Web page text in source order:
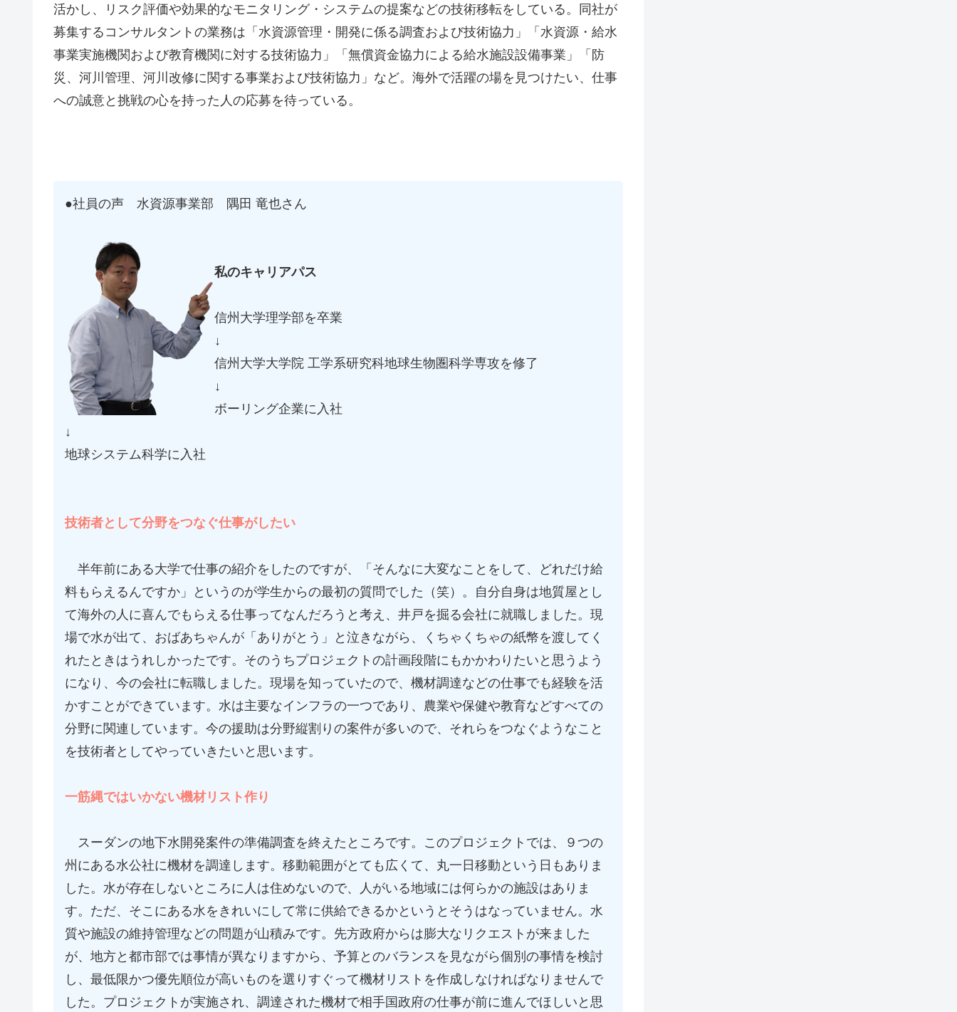
活かし、リスク評価や効果的なモニタリング・システムの提案などの技術移転をしている。同社が
募集するコンサルタントの業務は「水資源管理・開発に係る調査および技術協力」「水資源・給水
事業実施機関および教育機関に対する技術協力」「無償資金協力による給水施設設備事業」「防
災、河川管理、河川改修に関する事業および技術協力」など。海外で活躍の場を見つけたい、仕事
への誠意と挑戦の心を持った人の応募を待っている。
●社員の声 水資源事業部 隅田 竜也さん
私のキャリアパス
信州大学理学部を卒業
↓
信州大学大学院 工学系研究科地球生物圏科学専攻を修了
↓
ボーリング企業に入社
↓
地球システム科学に入社
技術者として分野をつなぐ仕事がしたい
半年前にある大学で仕事の紹介をしたのですが、「そんなに大変なことをして、どれだけ給
料もらえるんですか」というのが学生からの最初の質問でした（笑）。自分自身は地質屋とし
て海外の人に喜んでもらえる仕事ってなんだろうと考え、井戸を掘る会社に就職しました。現
場で水が出て、おばあちゃんが「ありがとう」と泣きながら、くちゃくちゃの紙幣を渡してく
れたときはうれしかったです。そのうちプロジェクトの計画段階にもかかわりたいと思うよう
になり、今の会社に転職しました。現場を知っていたので、機材調達などの仕事でも経験を活
かすことができています。水は主要なインフラの一つであり、農業や保健や教育などすべての
分野に関連しています。今の援助は分野縦割りの案件が多いので、それらをつなぐようなこと
を技術者としてやっていきたいと思います。
一筋縄ではいかない機材リスト作り
スーダンの地下水開発案件の準備調査を終えたところです。このプロジェクトでは、９つの
州にある水公社に機材を調達します。移動範囲がとても広くて、丸一日移動という日もありま
した。水が存在しないところに人は住めないので、人がいる地域には何らかの施設はありま
す。ただ、そこにある水をきれいにして常に供給できるかというとそうはなっていません。水
質や施設の維持管理などの問題が山積みです。先方政府からは膨大なリクエストが来ました
が、地方と都市部では事情が異なりますから、予算とのバランスを見ながら個別の事情を検討
し、最低限かつ優先順位が高いものを選りすぐって機材リストを作成しなければなりませんで
した。プロジェクトが実施され、調達された機材で相手国政府の仕事が前に進んでほしいと思